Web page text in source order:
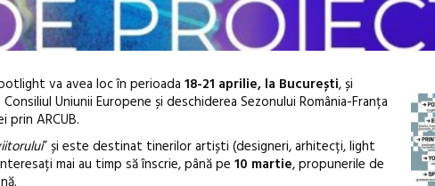
va avea loc în perioada 18-21 aprilie, la București, și
Uniunii Europene și deschiderea Sezonului România-Franța
prin ARCUB.
” și este destinat tinerilor artiști (designeri, arhitecți, light
mai au timp să înscrie, până pe 10 martie, propunerile de